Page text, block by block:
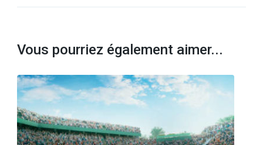
Vous pourriez également aimer...